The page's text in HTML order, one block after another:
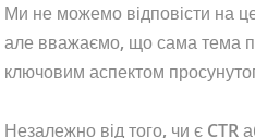
Ми не можемо відповісти на
але вважаємо, що сама тема
ключовим аспектом
Незалежно від того, чи є CTR